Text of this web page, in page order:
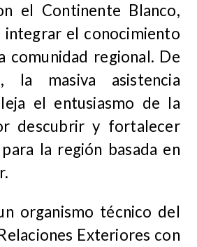
el Continente Blanco,
integrar el conocimiento
comunidad regional. De
la masiva asistencia
el entusiasmo de la
descubrir y fortalecer
la región basada en
organismo técnico del
Exteriores con